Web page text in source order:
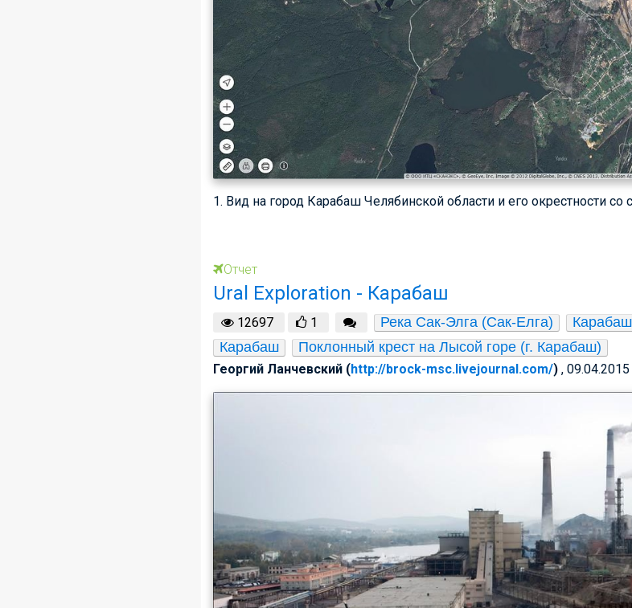
1. Вид на город Карабаш Челябинской области и его окрестности со
Отчет
Ural Exploration - Карабаш
12697 1 Река Сак-Элга (Сак-Елга)
Карабаш
Поклонный крест на Лысой горе (г. Карабаш)
Георгий Ланчевский (http://brock-msc.livejournal.com/) ,